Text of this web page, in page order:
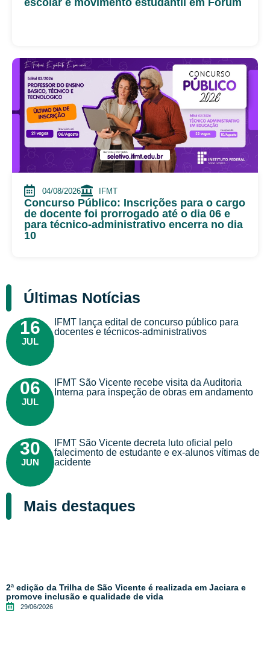
04/08/2026 IFMT
Concurso Público: Inscrições para o cargo
de docente foi prorrogado até o dia 06 e
para técnico-administrativo encerra no dia
10
Últimas Notícias
16
JUL
IFMT lança edital de concurso público para
docentes e técnicos-administrativos
06
JUL
IFMT São Vicente recebe visita da Auditoria
Interna para inspeção de obras em andamento
30
JUN
IFMT São Vicente decreta luto oficial pelo
falecimento de estudante e ex-alunos vítimas de
acidente
Mais destaques
2ª edição da Trilha de São Vicente é realizada em Jaciara e
promove inclusão e qualidade de vida
29/06/2026